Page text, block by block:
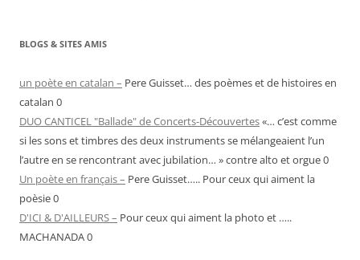
BLOGS & SITES AMIS
un poète en catalan – Pere Guisset… des poèmes et de histoires en
catalan 0
DUO CANTICEL "Ballade" de Concerts-Découvertes«… c’est comme
si les sons et timbres des deux instruments se mélangeaient l’un
l’autre en se rencontrant avec jubilation… » contre alto et orgue 0
Un poète en français – Pere Guisset….. Pour ceux qui aiment la
poèsie 0
D'ICI & D'AILLEURS – Pour ceux qui aiment la photo et …..
MACHANADA 0